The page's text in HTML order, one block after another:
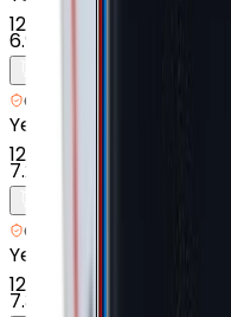
12
6.949 TL
Getmobil Güvencesi
Yenilenmiş
Samsung
12
7.249 TL
Getmobil Güvencesi
Yenilenmiş
Samsung
12
7.300 TL